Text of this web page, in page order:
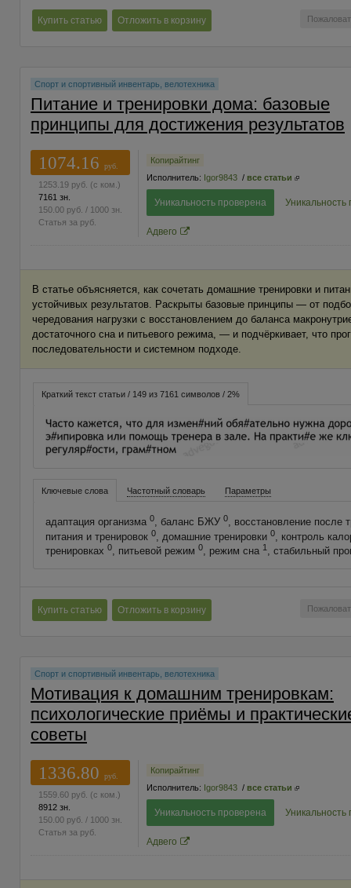
Купить статью Отложить в корзину
Спорт и спортивный инвентарь, велотехника
Питание и тренировки дома: базовые
принципы для достижения результатов
1074.16
руб.
1253.19 руб. (с ком.)
7161 зн.
150.00 руб. / 1000 зн.
Статья за руб.
Копирайтинг
Исполнитель: Igor9843 / все статьи
Уникальность проверена Уникальность
Адвего
В статье объясняется, как сочетать домашние тренировки и
устойчивых результатов. Раскрыты базовые принципы — от
чередования нагрузки с восстановлением до баланса
достаточного сна и питьевого режима, — и подчёркивает, что
последовательности и системном подходе.
Краткий текст статьи / 149 из 7161 символов / 2%
Ключевые слова Частотный словарь Параметры
адаптация организма 0, баланс БЖУ 0, восстановление после
питания и тренировок 0, домашние тренировки 0, контроль
тренировках 0, питьевой режим 0, режим сна 1, стабильный
Купить статью Отложить в корзину
Спорт и спортивный инвентарь, велотехника
Мотивация к домашним тренировкам:
психологические приёмы и
советы
1336.80
руб.
1559.60 руб. (с ком.)
8912 зн.
150.00 руб. / 1000 зн.
Статья за руб.
Копирайтинг
Исполнитель: Igor9843 / все статьи
Уникальность проверена Уникальность
Адвего